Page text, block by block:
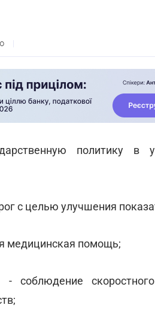
0
политику в
с целью улучшения
медицинская помощь;
соблюдение